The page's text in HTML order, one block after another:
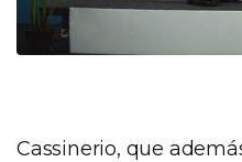
Cassinerio, que